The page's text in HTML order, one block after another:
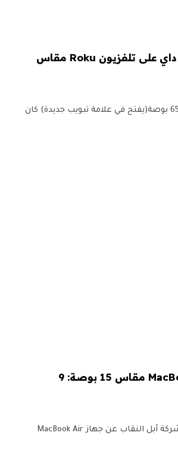
يتم عرض صفقة Best Buy المناهضة للبرايم داي على تلفزيون Roku مقاس
وفر 50 دولارًا: تلفزيون ذكي Roku Select Series 4K مقاس 65 بوصة(يفتح في علامة تبويب جديدة) كان
MacBook Air مقاس 13 بوصة مقابل MacBook Air مقاس 15 بوصة: 9
في خطوة مفاجئة في وقت سابق من هذا العام ، كشفت شركة آبل النقاب عن جهاز MacBook Air